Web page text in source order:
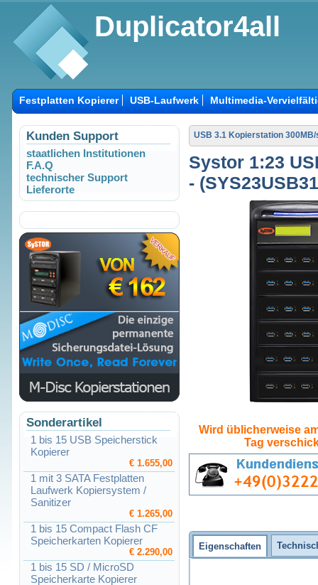
USB 3.1 Kopierstation 300MB/
Systor 1:23
-
Wird üblicherweise
Tag
Eigenschaften
Kunden Support
staatlichen Institutionen
F.A.Q
technischer Support
Lieferorte
Sonderartikel
1 bis 15 USB Speicherstick
Kopierer
€ 1.655,00
1 mit 3 SATA Festplatten
Laufwerk Kopiersystem /
Sanitizer
€ 1.265,00
1 bis 15 Compact Flash CF
Speicherkarten Kopierer
€ 2.290,00
1 bis 15 SD / MicroSD
Speicherkarte Kopierer
Festplatten Kopierer USB-Laufwerk Multimedia-
Duplicator4all